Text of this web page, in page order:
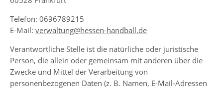
Telefon: 0696789215
E-Mail: verwaltung@hessen-handball.de
Verantwortliche Stelle ist die natürliche oder juristische
Person, die allein oder gemeinsam mit anderen über die
Zwecke und Mittel der Verarbeitung von
personenbezogenen Daten (z. B. Namen, E-Mail-Adressen